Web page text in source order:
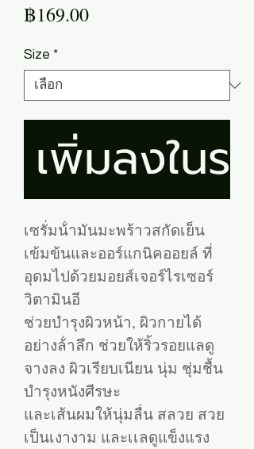
฿169.00ราคา
Size *
เพิ่มลงในรถ
เซรั่มน้ํามันมะพร้าวสกัดเย็น
เข้มข้นและออร์แกนิคออยล์ ที่
อุดมไปด้วยมอยส์เจอร์ไรเซอร์
วิตามินอี
ช่วยบํารุงผิวหน้า, ผิวกายได้
อย่างล้ําลึก ช่วยให้ริ้วรอยแลดู
จางลง ผิวเรียบเนียน นุ่ม ชุ่มชื้น
บํารุงหนังศีรษะ
และเส้นผมให้นุ่มลื่น สลวย สวย
เป็นเงางาม และเเลดูแข็งแรง